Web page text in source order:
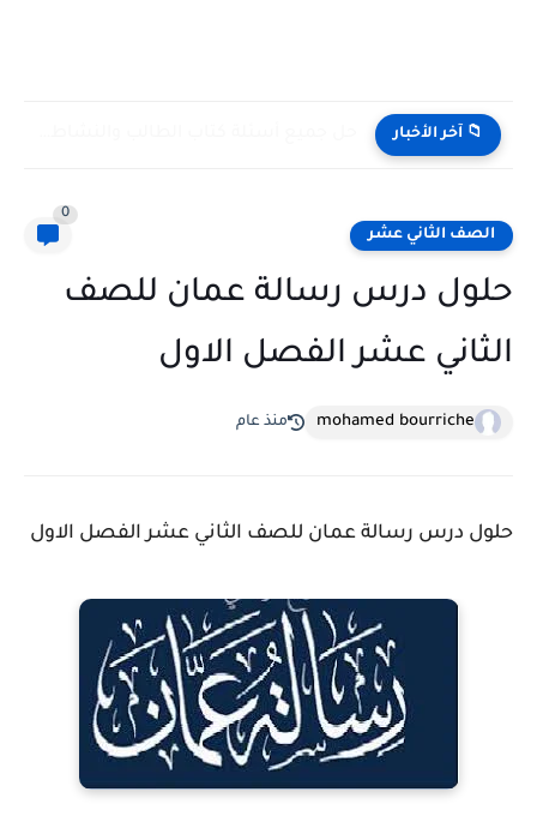
📁 آخر الأخبار
الصف الثاني عشر
0
حلول درس رسالة عمان للصف
الثاني عشر الفصل الاول
mohamed bourriche منذ عام
حلول درس رسالة عمان للصف الثاني عشر الفصل الاول